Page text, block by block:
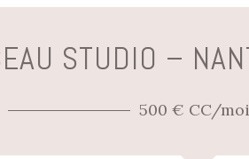
STUDIO –
500 € CC/